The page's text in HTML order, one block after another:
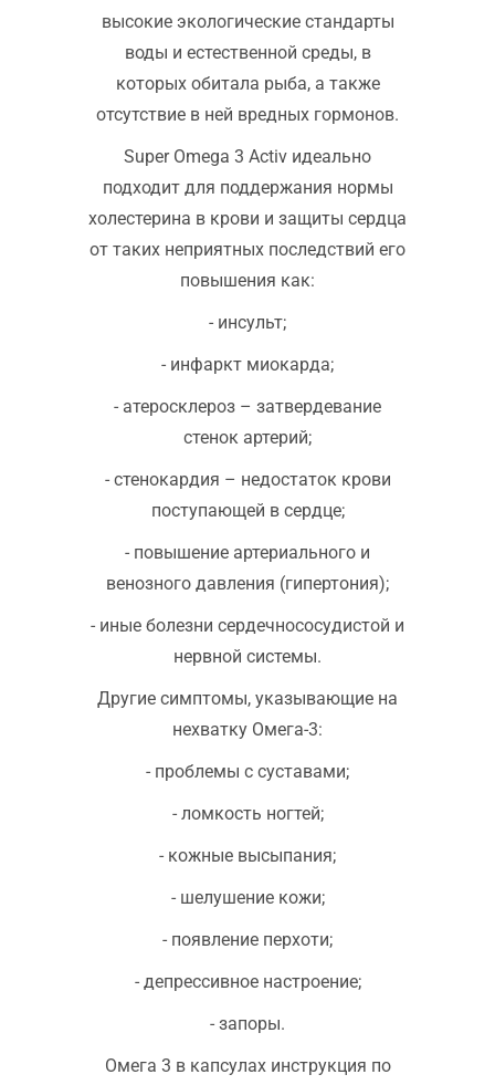
высокие экологические стандарты
воды и естественной среды, в
которых обитала рыба, а также
отсутствие в ней вредных гормонов.
Super Omega 3 Activ идеально
подходит для поддержания нормы
холестерина в крови и защиты сердца
от таких неприятных последствий его
повышения как:
- инсульт;
- инфаркт миокарда;
- атеросклероз – затвердевание
стенок артерий;
- стенокардия – недостаток крови
поступающей в сердце;
- повышение артериального и
венозного давления (гипертония);
- иные болезни сердечнососудистой и
нервной системы.
Другие симптомы, указывающие на
нехватку Омега-3:
- проблемы с суставами;
- ломкость ногтей;
- кожные высыпания;
- шелушение кожи;
- появление перхоти;
- депрессивное настроение;
- запоры.
Омега 3 в капсулах инструкция по